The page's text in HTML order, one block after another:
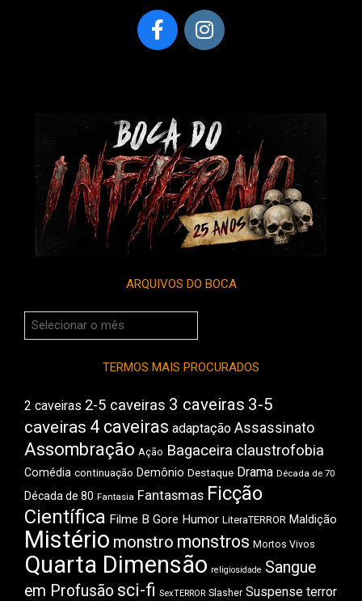
ARQUIVOS DO BOCA
Arquivos
do
TERMOS MAIS PROCURADOS
2 caveiras 2-5 caveiras 3 caveiras 3-5
caveiras 4 caveiras adaptação Assassinato
Assombração Ação Bagaceira claustrofobia
Comédia continuação Demônio Destaque Drama Década de 70
Década de 80 Fantasia Fantasmas Ficção
Científica Filme B Gore Humor LiteraTERROR Maldição
Mistério monstro monstros Mortos Vivos
Quarta Dimensão religiosidade Sangue
em Profusão sci-fi SexTERROR Slasher Suspense terror